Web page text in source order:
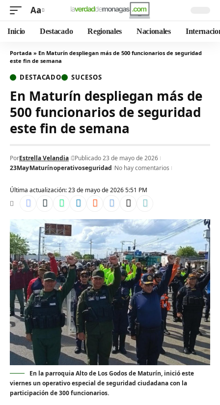
Aa
Inicio Destacado Regionales Nacionales
Portada » En Maturín despliegan más de 500 funcionarios de seguridad
este fin de semana
DESTACADO SUCESOS
En Maturín despliegan más de
500 funcionarios de seguridad
este fin de semana
Última actualización: 23 de mayo de 2026 5:51 PM
PorEstrella Velandia
Publicado 23 de mayo de 2026
23MayMaturínoperativoseguridad No hay comentarios
En la parroquia Alto de Los Godos de Maturín, inició este
viernes un operativo especial de seguridad ciudadana con la
participación de 300 funcionarios.